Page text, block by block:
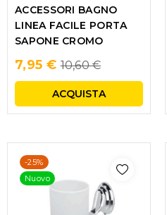
ACCESSORI BAGNO
LINEA FACILE PORTA
SAPONE CROMO
7,95 € Regular
price
10,60 €
ACQUISTA
-25%
Nuovo